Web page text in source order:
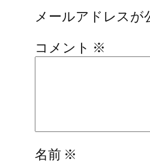
メールアドレスが
コメント ※
名前 ※